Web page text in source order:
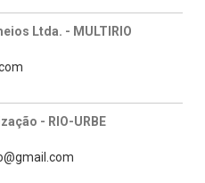
Ltda. - MULTIRIO
- RIO-URBE